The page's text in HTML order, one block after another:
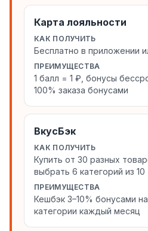
Карта лояльности
КАК ПОЛУЧИТЬ
Бесплатно в приложении
ПРЕИМУЩЕСТВА
1 балл = 1 ₽, бонусы
100% заказа бонусами
ВкусБэк
КАК ПОЛУЧИТЬ
Купить от 30 разных
выбрать 6 категорий из 10
ПРЕИМУЩЕСТВА
Кешбэк 3–10% бонусами
категории каждый месяц